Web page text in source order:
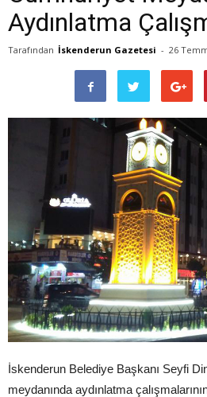
Aydınlatma
Tarafından İskenderun Gazetesi - 26
İskenderun Belediye Başkanı Seyfi
meydanında aydınlatma